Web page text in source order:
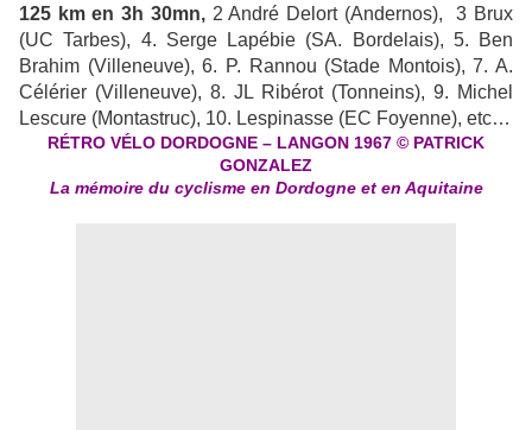
125 km en 3h 30mn,2 André Delort (Andernos), 3 Brux
(UC Tarbes), 4. Serge Lapébie (SA. Bordelais), 5. Ben
Brahim (Villeneuve), 6. P. Rannou (Stade Montois), 7. A.
Célérier (Villeneuve), 8. JL Ribérot (Tonneins), 9. Michel
Lescure (Montastruc), 10. Lespinasse (EC Foyenne), etc…
RÉTRO VÉLO DORDOGNE – LANGON 1967 © PATRICK
GONZALEZ
La mémoire du cyclisme en Dordogne et en Aquitaine